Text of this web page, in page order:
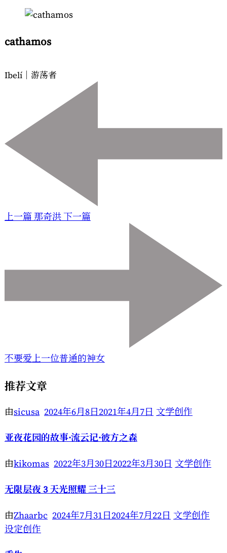
cathamos
Ibelí｜游荡者
上一篇 那奇洪下一篇
不要爱上一位普通的神女
推荐文章
由sicusa 2024年6月8日2021年4月7日 文学创作
亚夜花园的故事·流云记·彼方之森
由kikomas 2022年3月30日2022年3月30日 文学创作
无限层夜 3 天光照耀 三十三
由Zhaarbc 2024年7月31日2024年7月22日 文学创作
设定创作